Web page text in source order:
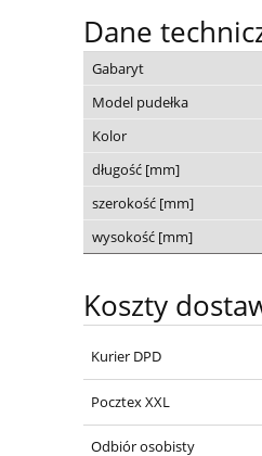
Dane
Gabaryt
Model pudełka
Kolor
długość [mm]
szerokość [mm]
wysokość [mm]
Koszty
Kurier DPD
Pocztex XXL
Odbiór osobisty